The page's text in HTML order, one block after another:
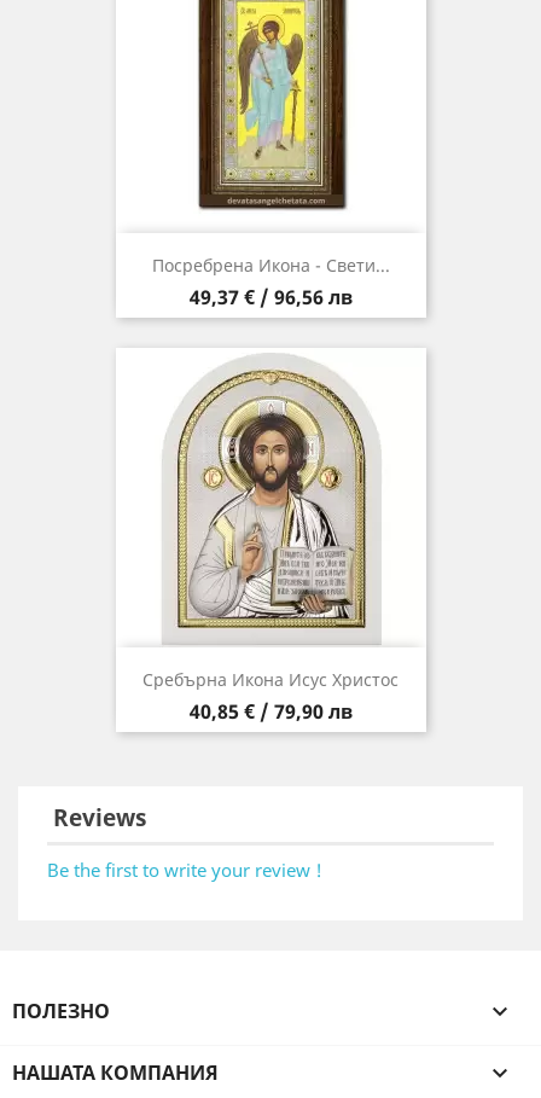
Посребрена Икона - Свети...
Цена
49,37 € / 96,56 лв
Сребърна Икона Исус Христос
Цена
40,85 € / 79,90 лв
Reviews
Be the first to write your review !
ПОЛЕЗНО 
НАШАТА КОМПАНИЯ 